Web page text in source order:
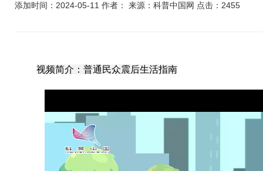
添加时间：2024-05-11 作者： 来源：科普中国网 点击：2455
视频简介：普通民众震后生活指南